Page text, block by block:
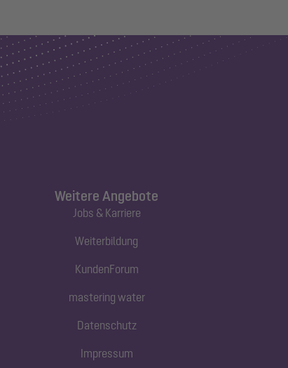
Weitere Angebote
Jobs & Karriere
Weiterbildung
KundenForum
mastering water
Datenschutz
Impressum